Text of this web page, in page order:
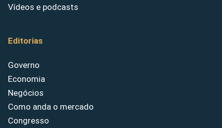
Vídeos e podcasts
Editorias
Governo
Economia
Negócios
Como anda o mercado
Congresso